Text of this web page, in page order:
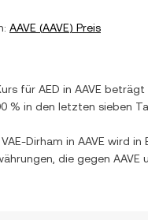
AAVE (AAVE) Preis
für AED in AAVE beträgt
% in den letzten sieben
VAE-Dirham in AAVE wird in
die gegen AAVE